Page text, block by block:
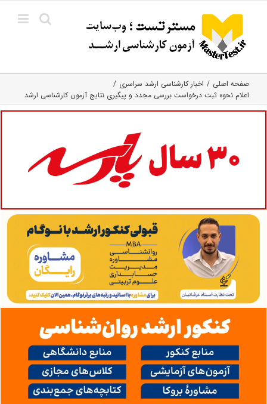
content
صفحه اصلی
اخبار کارشناسی ارشد سراسری
اعلام نحوه ثبت درخواست بررسی مجدد و پیگیری نتایج آزمون کارشناسی ارشد